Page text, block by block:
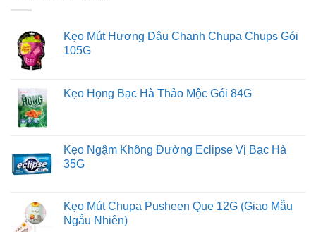
Kẹo Mút Hương Dâu Chanh Chupa Chups Gói
105G
Kẹo Họng Bạc Hà Thảo Mộc Gói 84G
Kẹo Ngậm Không Đường Eclipse Vị Bạc Hà
35G
Kẹo Mút Chupa Pusheen Que 12G (Giao Mẫu
Ngẫu Nhiên)